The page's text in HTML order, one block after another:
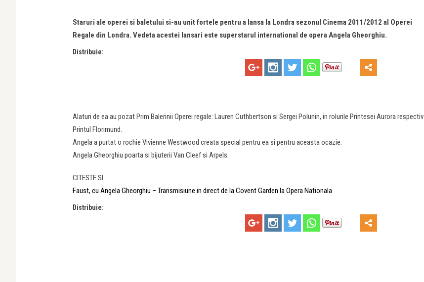
Staruri ale operei si baletului si-au unit fortele pentru a lansa la Londra sezonul Cinema 2011/2012 al Operei
Regale din Londra. Vedeta acestei lansari este superstarul international de opera Angela Gheorghiu.
Distribuie:
Alaturi de ea au pozat Prim Balerinii Operei regale: Lauren Cuthbertson si Sergei Polunin, in rolurile Printesei Aurora respectiv
Printul Florimund.
Angela a purtat o rochie Vivienne Westwood creata special pentru ea si pentru aceasta ocazie.
Angela Gheorghiu poarta si bijuterii Van Cleef si Arpels.
CITESTE SI
Faust, cu Angela Gheorghiu – Transmisiune in direct de la Covent Garden la Opera Nationala
Distribuie: